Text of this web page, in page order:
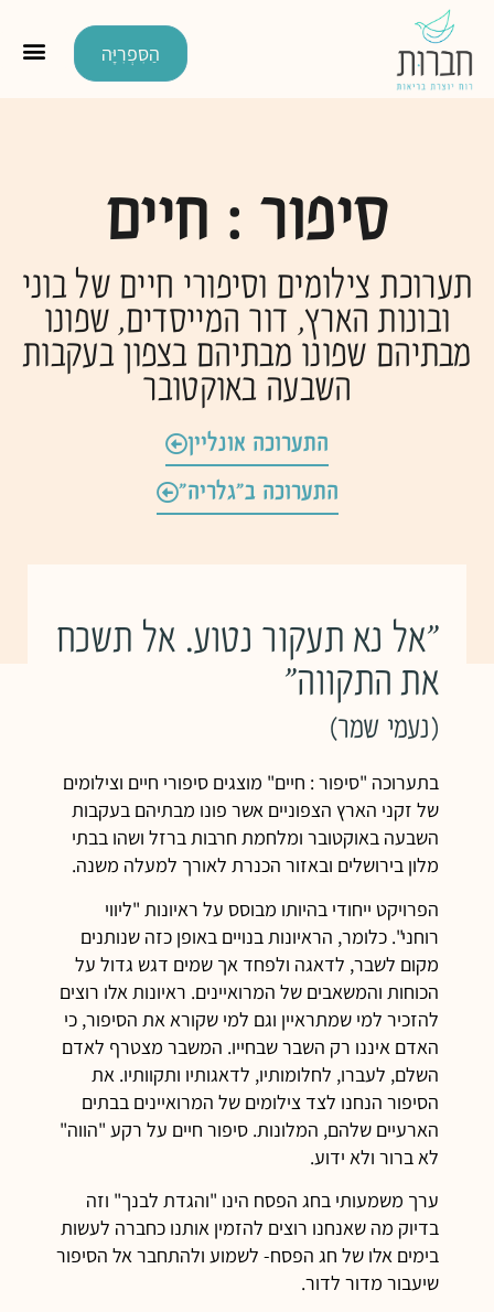
הַסִּפְרִיָּה
סיפור : חיים
תערוכת צילומים וסיפורי חיים של בוני
ובונות הארץ, דור המייסדים, שפונו
מבתיהם שפונו מבתיהם בצפון בעקבות
השבעה באוקטובר
התערוכה אונליין
התערוכה ב"גלריה"
"אל נא תעקור נטוע. אל תשכח
את התקווה"
(נעמי שמר)
בתערוכה "סיפור : חיים" מוצגים סיפורי חיים וצילומים
של זקני הארץ הצפוניים אשר פונו מבתיהם בעקבות
השבעה באוקטובר ומלחמת חרבות ברזל ושהו בבתי
מלון בירושלים ובאזור הכנרת לאורך למעלה משנה.
הפרויקט ייחודי בהיותו מבוסס על ראיונות "ליווי
רוחני". כלומר, הראיונות בנויים באופן כזה שנותנים
מקום לשבר, לדאגה ולפחד אך שמים דגש גדול על
הכוחות והמשאבים של המרואיינים. ראיונות אלו רוצים
להזכיר למי שמתראיין וגם למי שקורא את הסיפור, כי
האדם איננו רק השבר שבחייו. המשבר מצטרף לאדם
השלם, לעברו, לחלומותיו, לדאגותיו ותקוותיו. את
הסיפור הנחנו לצד צילומים של המרואיינים בבתים
הארעיים שלהם, המלונות. סיפור חיים על רקע "הווה"
לא ברור ולא ידוע.
ערך משמעותי בחג הפסח הינו "והגדת לבנך" וזה
בדיוק מה שאנחנו רוצים להזמין אותנו כחברה לעשות
בימים אלו של חג הפסח- לשמוע ולהתחבר אל הסיפור
שיעבור מדור לדור.